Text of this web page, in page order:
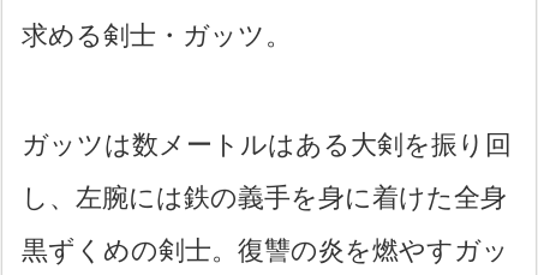
求める剣士・ガッツ。
ガッツは数メートルはある大剣を振り回
し、左腕には鉄の義手を身に着けた全身
黒ずくめの剣士。復讐の炎を燃やすガッ